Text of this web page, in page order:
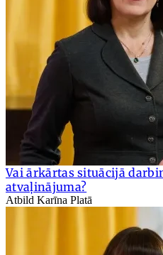
Vai ārkārtas situācijā
atvaļinājuma?
Atbild Karīna Platā